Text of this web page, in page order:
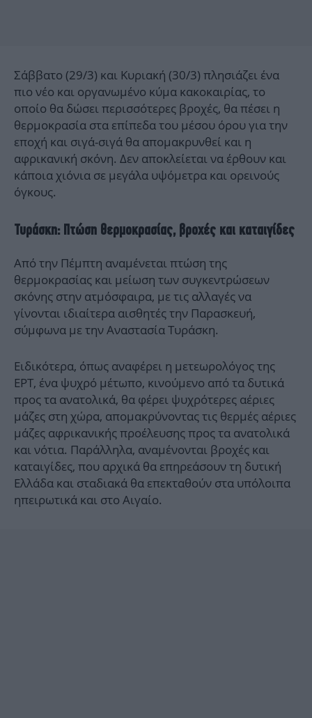
Σάββατο (29/3) και Κυριακή (30/3) πλησιάζει ένα
πιο νέο και οργανωμένο κύμα κακοκαιρίας, το
οποίο θα δώσει περισσότερες βροχές, θα πέσει η
θερμοκρασία στα επίπεδα του μέσου όρου για την
εποχή και σιγά-σιγά θα απομακρυνθεί και η
αφρικανική σκόνη. Δεν αποκλείεται να έρθουν και
κάποια χιόνια σε μεγάλα υψόμετρα και ορεινούς
όγκους.
Τυράσκη: Πτώση θερμοκρασίας, βροχές και καταιγίδες
Από την Πέμπτη αναμένεται πτώση της
θερμοκρασίας και μείωση των συγκεντρώσεων
σκόνης στην ατμόσφαιρα, με τις αλλαγές να
γίνονται ιδιαίτερα αισθητές την Παρασκευή,
σύμφωνα με την Αναστασία Τυράσκη.
Ειδικότερα, όπως αναφέρει η μετεωρολόγος της
ΕΡΤ, ένα ψυχρό μέτωπο, κινούμενο από τα δυτικά
προς τα ανατολικά, θα φέρει ψυχρότερες αέριες
μάζες στη χώρα, απομακρύνοντας τις θερμές αέριες
μάζες αφρικανικής προέλευσης προς τα ανατολικά
και νότια. Παράλληλα, αναμένονται βροχές και
καταιγίδες, που αρχικά θα επηρεάσουν τη δυτική
Ελλάδα και σταδιακά θα επεκταθούν στα υπόλοιπα
ηπειρωτικά και στο Αιγαίο.